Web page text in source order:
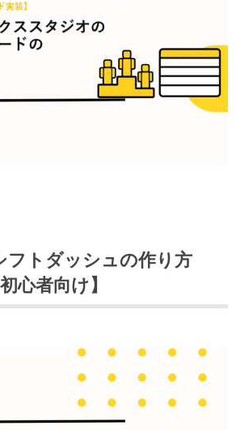
フトダッシュの作り方
心者向け】